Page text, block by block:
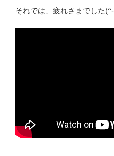
それでは、疲れさまでした